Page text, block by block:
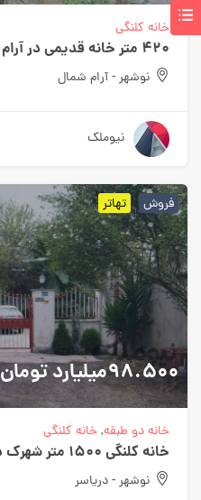
خانه کلنگی
۴۲۰ متر خانه قدیمی در آرام شمال نوشهر
نوشهر - آرام شمال
نیوملک
فروش تهاتر
98.500میلیارد تومان
خانه دو طبقه,خانه کلنگی
خانه کلنگی 1500 متر شهرک دریاسر نوشهر
نوشهر - دریاسر